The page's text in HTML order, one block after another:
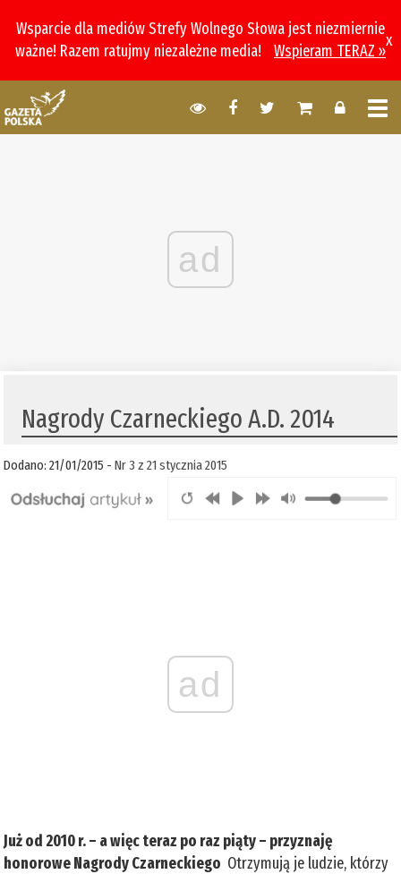
Wsparcie dla mediów Strefy Wolnego Słowa jest niezmiernie
ważne! Razem ratujmy niezależne media!
Wspieram TERAZ »
x
ad
Nagrody Czarneckiego A.D. 2014
Dodano: 21/01/2015 -Nr 3 z 21 stycznia 2015
ad
Już od 2010 r. – a więc teraz po raz piąty – przyznaję
honorowe Nagrody Czarneckiego Otrzymują je ludzie, którzy